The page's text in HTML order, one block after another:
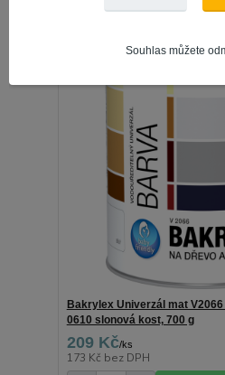
Bakrylex Univerzál mat
0610 slonová kost, 700 g
209 Kč/ks
173 Kč bez DPH
Souhlas můžete